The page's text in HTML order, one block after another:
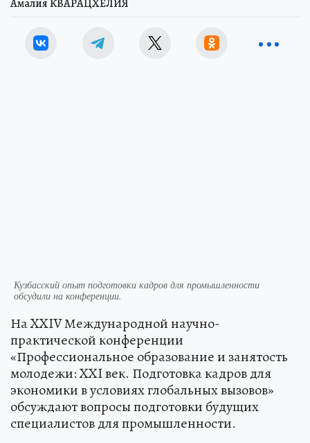
Амалия КВАРАЦХЕЛИЯ
Кузбасский опыт подготовки кадров для промышленности
обсудили на конференции.
На XXIV Международной научно-
практической конференции
«Профессиональное образование и занятость
молодежи: XXI век. Подготовка кадров для
экономики в условиях глобальных вызовов»
обсуждают вопросы подготовки будущих
специалистов для промышленности.